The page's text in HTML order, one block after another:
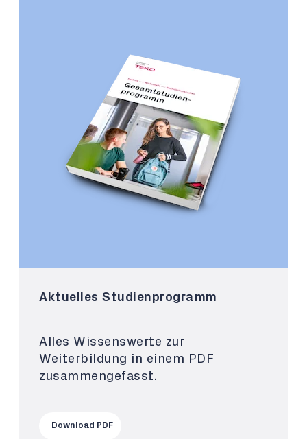
Aktuelles Studienprogramm
Alles Wissenswerte zur
Weiterbildung in einem PDF
zusammengefasst.
Download PDF